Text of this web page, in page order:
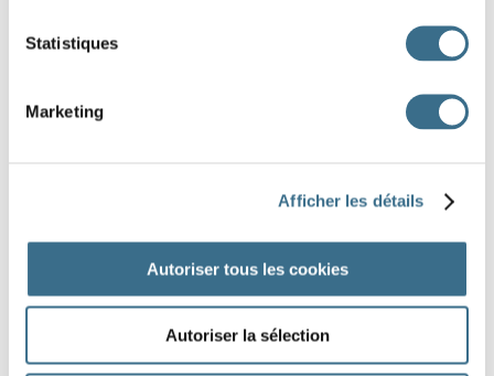
Statistiques
Marketing
Afficher les détails
Autoriser tous les cookies
Autoriser la sélection